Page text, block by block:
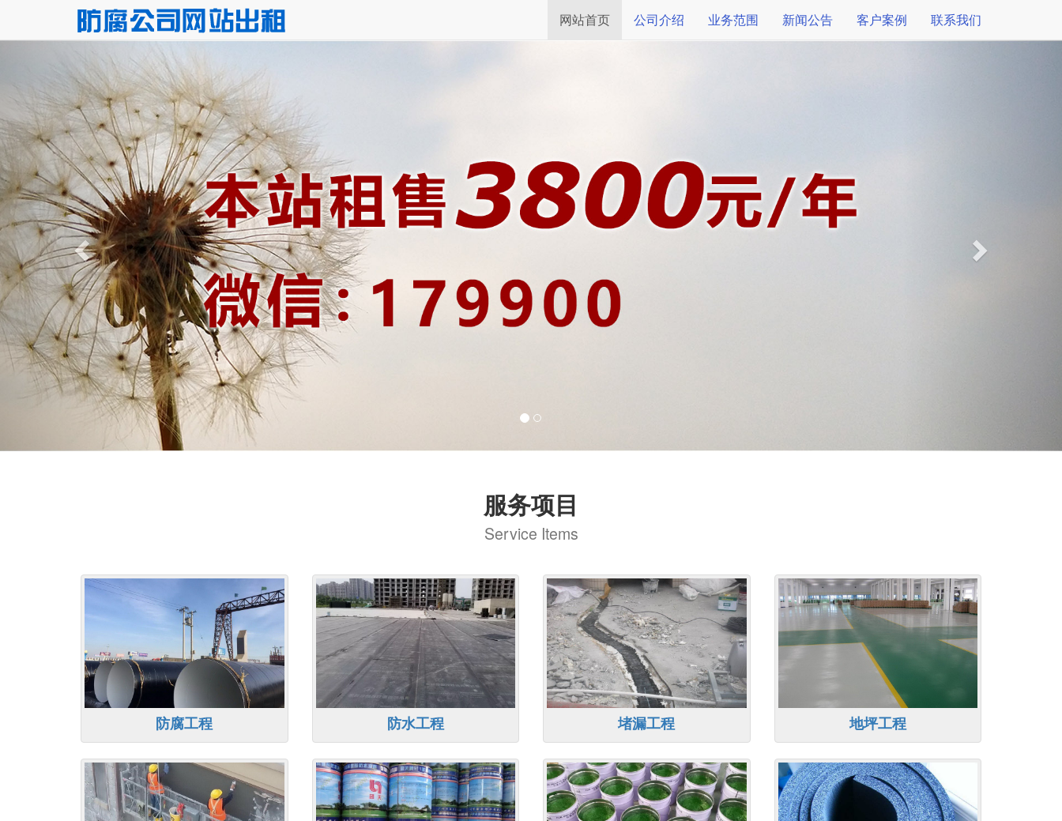
网站首页 公司介绍 业务范围 新闻公告 客户案例 联系我们
服务项目
Service Items
防腐工程 防水工程 堵漏工程 地坪工程